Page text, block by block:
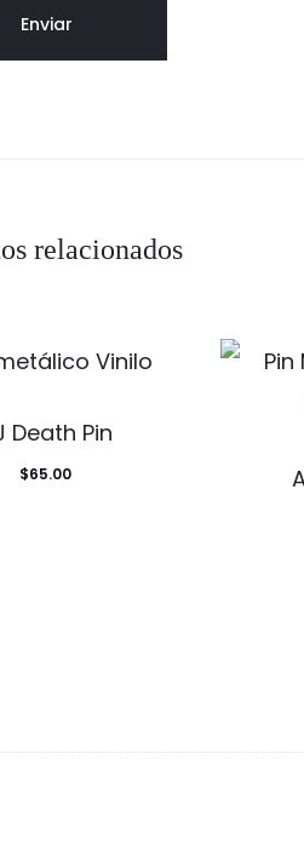
relacionados
Death Pin
$65.00